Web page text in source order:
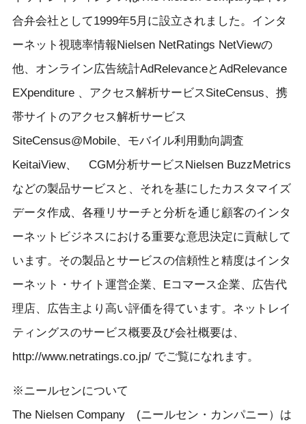
合弁会社として1999年5月に設立されました。インタ
ーネット視聴率情報Nielsen NetRatings NetViewの
他、オンライン広告統計AdRelevanceとAdRelevance
EXpenditure 、アクセス解析サービスSiteCensus、携
帯サイトのアクセス解析サービス
SiteCensus@Mobile、モバイル利用動向調査
KeitaiView、 CGM分析サービスNielsen BuzzMetrics
などの製品サービスと、それを基にしたカスタマイズ
データ作成、各種リサーチと分析を通じ顧客のインタ
ーネットビジネスにおける重要な意思決定に貢献して
います。その製品とサービスの信頼性と精度はインタ
ーネット・サイト運営企業、Eコマース企業、広告代
理店、広告主より高い評価を得ています。ネットレイ
ティングスのサービス概要及び会社概要は、
http://www.netratings.co.jp/ でご覧になれます。
※ニールセンについて
The Nielsen Company (ニールセン・カンパニー）は